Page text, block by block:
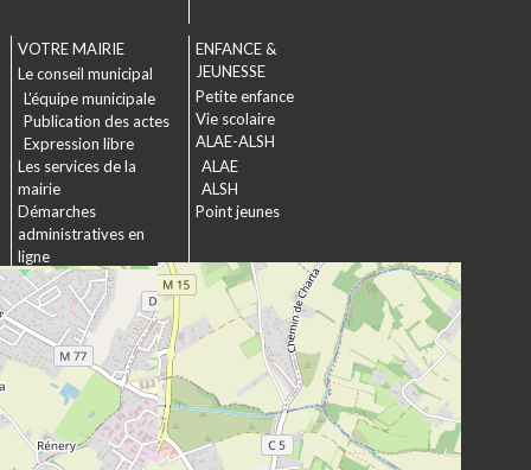
VOTRE MAIRIE
Le conseil municipal
L’équipe municipale
Publication des actes
Expression libre
Les services de la
mairie
Démarches
administratives en
ligne
Formulaires
Marchés publics
ENFANCE &
JEUNESSE
Petite enfance
Vie scolaire
ALAE-ALSH
ALAE
ALSH
Point jeunes
SOCIAL &
SOLIDARITÉ
Actions municipales
La commission
intergénérationnelle
Maison de retraite La
chartreuse
Les établissements